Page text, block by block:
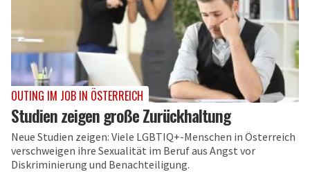
OUTING IM JOB IN ÖSTERREICH
Studien zeigen große Zurückhaltung
Neue Studien zeigen: Viele LGBTIQ+-Menschen in Österreich
verschweigen ihre Sexualität im Beruf aus Angst vor
Diskriminierung und Benachteiligung.